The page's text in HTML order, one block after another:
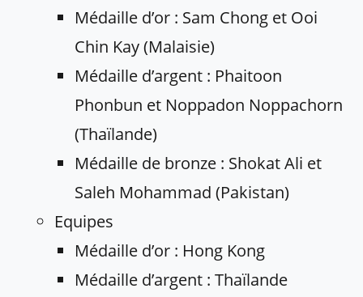
Médaille d’or : Sam Chong et Ooi
Chin Kay (Malaisie)
Médaille d’argent : Phaitoon
Phonbun et Noppadon Noppachorn
(Thaïlande)
Médaille de bronze : Shokat Ali et
Saleh Mohammad (Pakistan)
Equipes
Médaille d’or : Hong Kong
Médaille d’argent : Thaïlande